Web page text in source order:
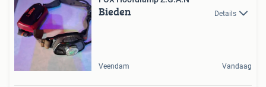
Bieden Details
Veendam Vandaag